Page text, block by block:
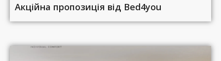
Акційна пропозиція від Bed4you